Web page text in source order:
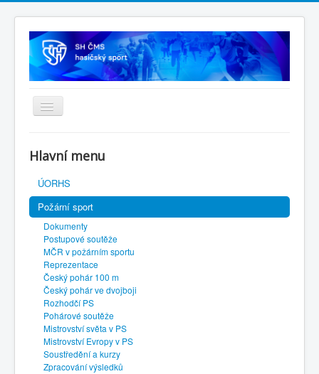
SH ČMS
Hlavní menu
ÚORHS
Požární sport
Dokumenty
Postupové soutěže
MČR v požárním sportu
Reprezentace
Český pohár 100 m
Český pohár ve dvojboji
Rozhodčí PS
Pohárové soutěže
Mistrovství světa v PS
Mistrovství Evropy v PS
Soustředění a kurzy
Zpracování výsledků